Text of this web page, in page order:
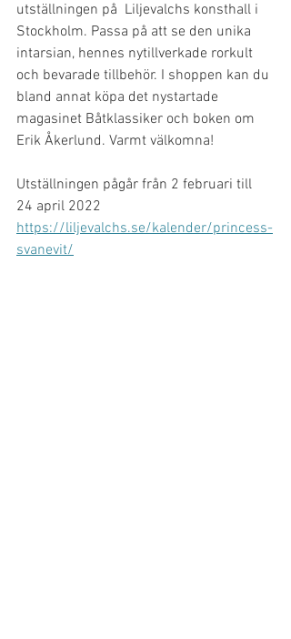
utställningen på  Liljevalchs konsthall i
Stockholm. Passa på att se den unika
intarsian, hennes nytillverkade rorkult
och bevarade tillbehör. I shoppen kan du
bland annat köpa det nystartade
magasinet Båtklassiker och boken om
Erik Åkerlund. Varmt välkomna!
Utställningen pågår från 2 februari till
24 april 2022
https://liljevalchs.se/kalender/princess-
svanevit/